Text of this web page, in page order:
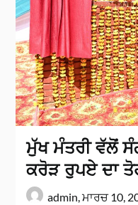
ਮੁੱਖ ਮੰਤਰੀ ਵੱਲੋਂ
ਕਰੋੜ ਰੁਪਏ ਦਾ
admin,ਮਾਰਚ 10,